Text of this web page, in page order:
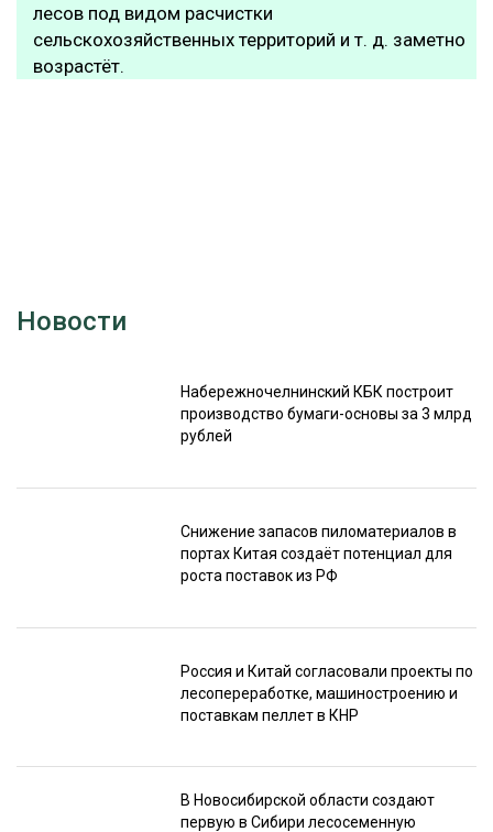
лесов под видом расчистки
сельскохозяйственных территорий и т. д. заметно
возрастёт.
Новости
Набережночелнинский КБК построит
производство бумаги-основы за 3 млрд
рублей
Снижение запасов пиломатериалов в
портах Китая создаёт потенциал для
роста поставок из РФ
Россия и Китай согласовали проекты по
лесопереработке, машиностроению и
поставкам пеллет в КНР
В Новосибирской области создают
первую в Сибири лесосеменную